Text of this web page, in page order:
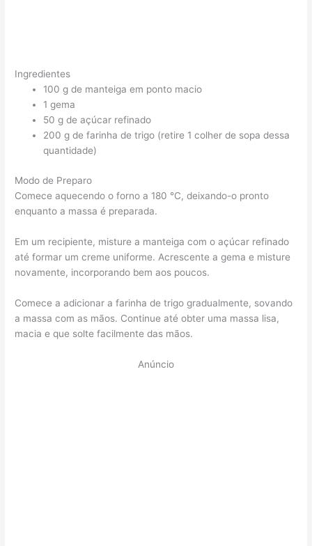
Ingredientes
100 g de manteiga em ponto macio
1 gema
50 g de açúcar refinado
200 g de farinha de trigo (retire 1 colher de sopa dessa
quantidade)
Modo de Preparo
Comece aquecendo o forno a 180 °C, deixando-o pronto
enquanto a massa é preparada.
Em um recipiente, misture a manteiga com o açúcar refinado
até formar um creme uniforme. Acrescente a gema e misture
novamente, incorporando bem aos poucos.
Comece a adicionar a farinha de trigo gradualmente, sovando
a massa com as mãos. Continue até obter uma massa lisa,
macia e que solte facilmente das mãos.
Anúncio